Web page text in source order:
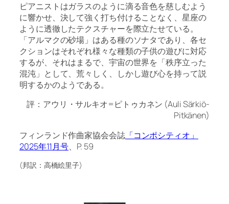
ピアニストはガラスのように滴る音色を慈しむよう
に響かせ、決して強く打ち付けることなく、星座の
ように透徹したテクスチャーを際立たせている。
「アルマクの砂場」はある種のソナタであり、各セ
クションはそれぞれ様々な種類の子供の遊びに対応
するが、それはまるで、宇宙の世界を「秩序立った
混沌」として、荒々しく、しかし遊び心を持って説
明するかのようである。
評：アウリ・サルキオ=ピトゥカネン (Auli Särkiö-
Pitkänen)
フィンランド作曲家協会会誌「コンポシティオ」
2025年11月号、P. 59
(邦訳：高橋絵里子)